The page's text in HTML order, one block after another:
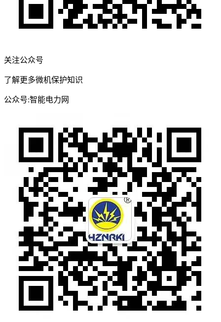
关注公众号
了解更多微机保护知识
公众号:智能电力网